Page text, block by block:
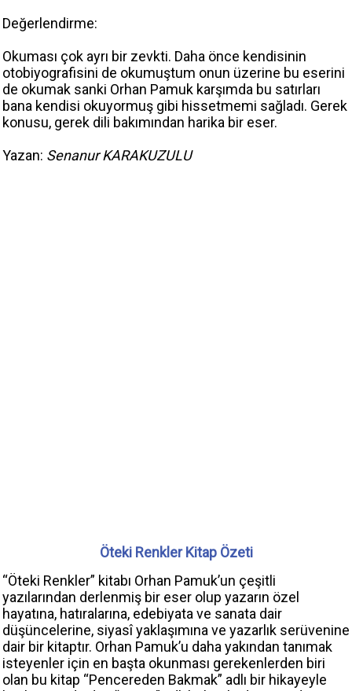
Değerlendirme:
Okuması çok ayrı bir zevkti. Daha önce kendisinin
otobiyografisini de okumuştum onun üzerine bu eserini
de okumak sanki Orhan Pamuk karşımda bu satırları
bana kendisi okuyormuş gibi hissetmemi sağladı. Gerek
konusu, gerek dili bakımından harika bir eser.
Yazan: Senanur KARAKUZULU
Öteki Renkler Kitap Özeti
“Öteki Renkler” kitabı Orhan Pamuk’un çeşitli
yazılarından derlenmiş bir eser olup yazarın özel
hayatına, hatıralarına, edebiyata ve sanata dair
düşüncelerine, siyasî yaklaşımına ve yazarlık serüvenine
dair bir kitaptır. Orhan Pamuk’u daha yakından tanımak
isteyenler için en başta okunması gerekenlerden biri
olan bu kitap “Pencereden Bakmak” adlı bir hikayeyle